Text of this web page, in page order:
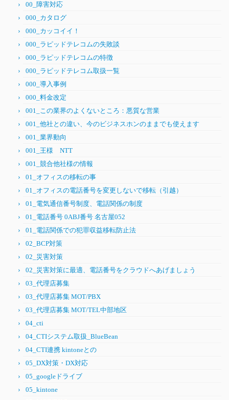
00_障害対応
000_カタログ
000_カッコイイ！
000_ラピッドテレコムの失敗談
000_ラピッドテレコムの特徴
000_ラピッドテレコム取扱一覧
000_導入事例
000_料金改定
001_この業界のよくないところ：悪質な営業
001_他社との違い、今のビジネスホンのままでも使えます
001_業界動向
001_王様 NTT
001_競合他社様の情報
01_オフィスの移転の事
01_オフィスの電話番号を変更しないで移転（引越）
01_電気通信番号制度、電話関係の制度
01_電話番号 0ABJ番号 名古屋052
01_電話関係での犯罪収益移転防止法
02_BCP対策
02_災害対策
02_災害対策に最適、電話番号をクラウドへあげましょう
03_代理店募集
03_代理店募集 MOT/PBX
03_代理店募集 MOT/TEL中部地区
04_cti
04_CTIシステム取扱_BlueBean
04_CTI連携 kintoneとの
05_DX対策・DX対応
05_googleドライブ
05_kintone